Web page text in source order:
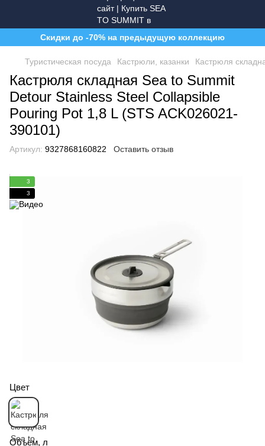
Скидки до -70% на предыдущую коллекцию
Туристическая посуда Кастрюли, казанки Кастрюля
Кастрюля складная Sea to Summit
Detour Stainless Steel Collapsible
Pouring Pot 1,8 L (STS ACK026021-
390101)
Артикул: 9327868160822 Оставить отзыв
3
3
Цвет
Объем, л